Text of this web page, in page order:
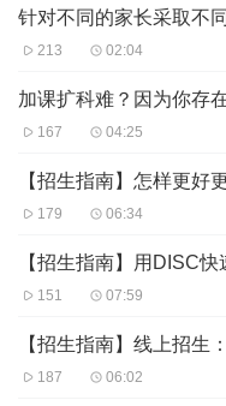
针对不同的家长采取不
213 02:04
加课扩科难？因为你存
167 04:25
179 06:34
【招生指南】用DISC
151 07:59
【招生指南】线上招生
187 06:02